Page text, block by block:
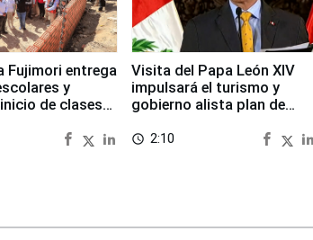
Fujimori entrega
y
de clases
Visita del Papa León XIV
impulsará el turismo y
gobierno alista plan de
access_time 2:10